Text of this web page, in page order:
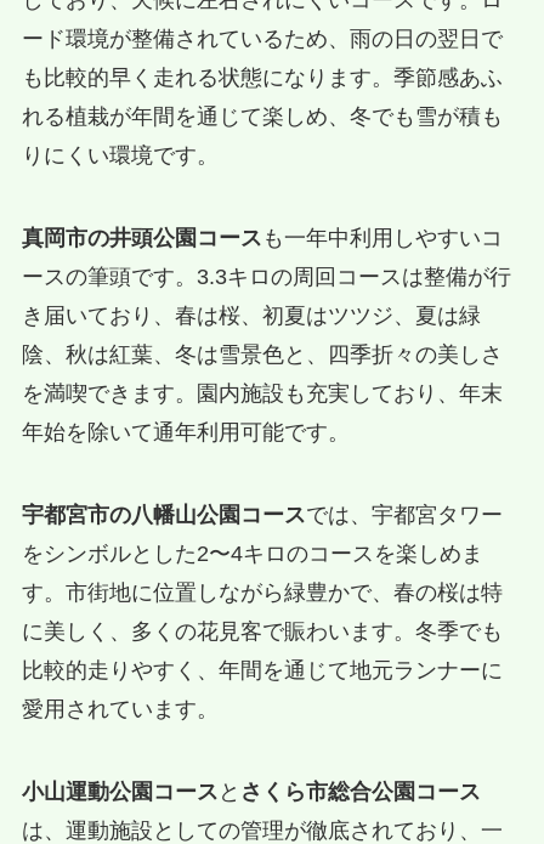
ード環境が整備されているため、雨の日の翌日で
も比較的早く走れる状態になります。季節感あふ
れる植栽が年間を通じて楽しめ、冬でも雪が積も
りにくい環境です。
真岡市の井頭公園コース も一年中利用しやすいコ
ースの筆頭です。3.3キロの周回コースは整備が行
き届いており、春は桜、初夏はツツジ、夏は緑
陰、秋は紅葉、冬は雪景色と、四季折々の美しさ
を満喫できます。園内施設も充実しており、年末
年始を除いて通年利用可能です。
宇都宮市の八幡山公園コースでは、宇都宮タワー
をシンボルとした2〜4キロのコースを楽しめま
す。市街地に位置しながら緑豊かで、春の桜は特
に美しく、多くの花見客で賑わいます。冬季でも
比較的走りやすく、年間を通じて地元ランナーに
愛用されています。
小山運動公園コース と さくら市総合公園コース
は、運動施設としての管理が徹底されており、一